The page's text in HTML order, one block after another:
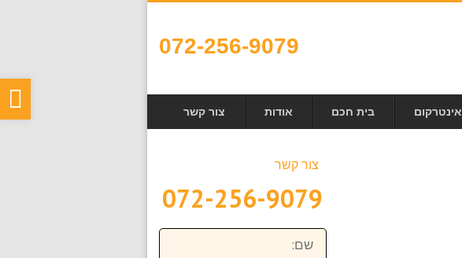
072-256-9079
אינטרקום בית חכם אודות צור קשר
צור קשר
072-256-9079
שם: